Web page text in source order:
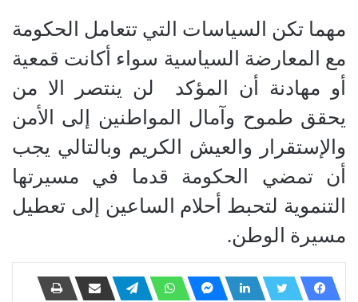
مهما تكن السياسات التي تتعامل الحكومة
مع المعارضة السياسية سواء أكانت قمعية
أو مهادنة أن المؤكد
لن ينتصر الا من
يحقق طموح وآمال المواطنين إلى الأمن
والإستقرار والعيش الكريم وبالتالي يجب
أن تمضي الحكومة قدما في مسيرتها
التنموية لتحبط أحلام الساعين إلى تعطيل
مسيرة الوطن.